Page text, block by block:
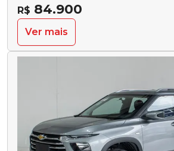
R$ 84.900
Ver mais